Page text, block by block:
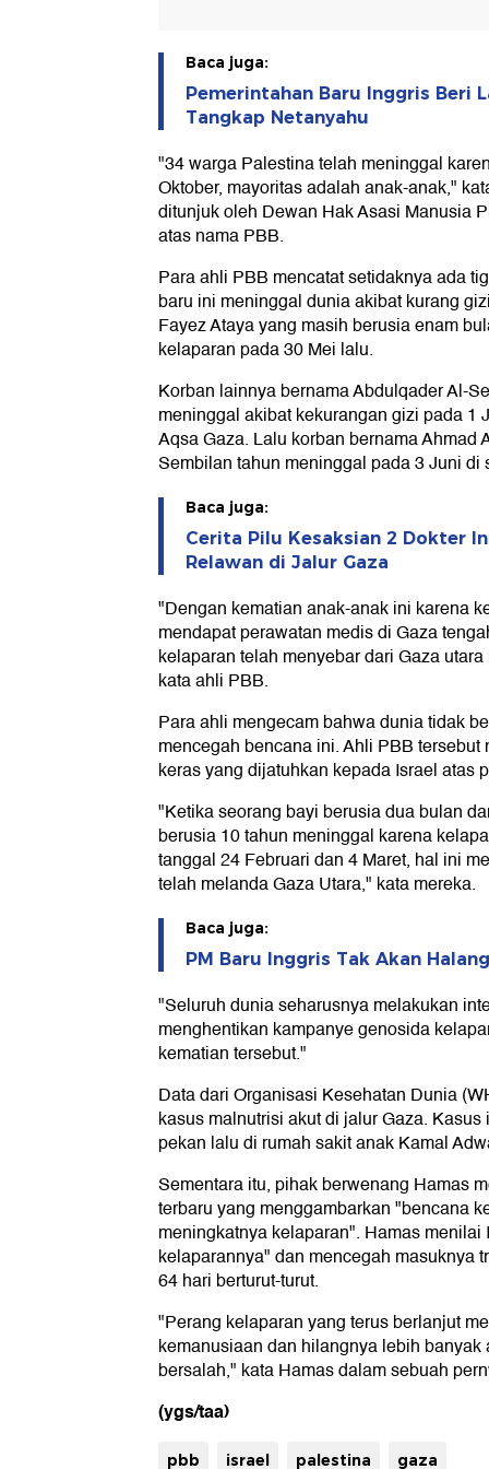
Baca juga:
Pemerintahan Baru Inggris Beri
Tangkap Netanyahu
"34 warga Palestina telah meninggal
Oktober, mayoritas adalah anak-anak,"
ditunjuk oleh Dewan Hak Asasi Manusia
atas nama PBB.
Para ahli PBB mencatat setidaknya ada
baru ini meninggal dunia akibat kurang
Fayez Ataya yang masih berusia enam
kelaparan pada 30 Mei lalu.
Korban lainnya bernama Abdulqader Al-
meninggal akibat kekurangan gizi pada 1
Aqsa Gaza. Lalu korban bernama Ahmad
Sembilan tahun meninggal pada 3 Juni
Baca juga:
Cerita Pilu Kesaksian 2 Dokter
Relawan di Jalur Gaza
"Dengan kematian anak-anak ini karena
mendapat perawatan medis di Gaza
kelaparan telah menyebar dari Gaza
kata ahli PBB.
Para ahli mengecam bahwa dunia tidak
mencegah bencana ini. Ahli PBB
keras yang dijatuhkan kepada Israel atas
"Ketika seorang bayi berusia dua bulan
berusia 10 tahun meninggal karena
tanggal 24 Februari dan 4 Maret, hal ini
telah melanda Gaza Utara," kata mereka.
Baca juga:
PM Baru Inggris Tak Akan
"Seluruh dunia seharusnya melakukan
menghentikan kampanye genosida
kematian tersebut."
Data dari Organisasi Kesehatan Dunia
kasus malnutrisi akut di jalur Gaza.
pekan lalu di rumah sakit anak Kamal
Sementara itu, pihak berwenang Hamas
terbaru yang menggambarkan "bencana
meningkatnya kelaparan". Hamas
kelaparannya" dan mencegah masuknya
64 hari berturut-turut.
"Perang kelaparan yang terus berlanjut
kemanusiaan dan hilangnya lebih
bersalah," kata Hamas dalam sebuah
(ygs/taa)
pbb israel palestina gaza